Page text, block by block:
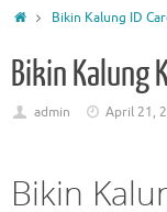
HomeBikin Kalung ID
Bikin Kalung
admin April 21,
Bikin